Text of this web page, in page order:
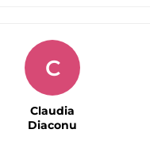
C
Claudia
Diaconu